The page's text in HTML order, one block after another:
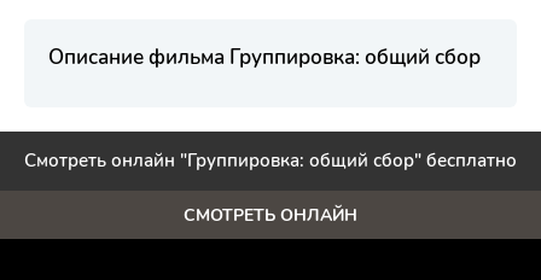
Описание фильма Группировка: общий сбор
Смотреть онлайн "Группировка: общий сбор" бесплатно
СМОТРЕТЬ ОНЛАЙН